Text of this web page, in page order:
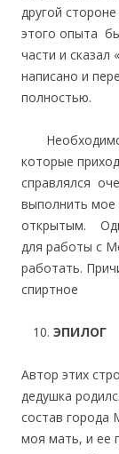
другой
этого опыта
части и
написано и
полностью.
Необходимо
которые
справлялся
выполнить мое
открытым.
для работы с
работать.
спиртное
ЭПИЛОГ
Автор этих
дедушка
состав города
моя мать, и ее